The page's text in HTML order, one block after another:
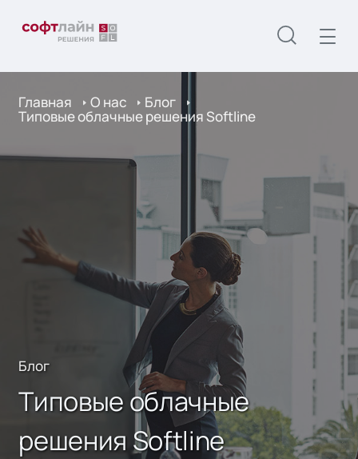
Главная О нас Блог
Типовые облачные решения Softline
Блог
Типовые облачные
решения Softline